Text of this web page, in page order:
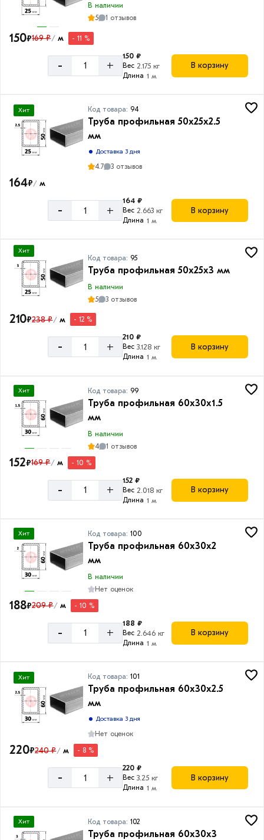
В наличии
5
1 отзывов
150₽169 ₽/ м - 11 %
- +
150 ₽
Вес 2.175 кг
Длина 1 м
В корзину
Хит Код товара: 94
Труба профильная 50х25х2.5
мм
Доставка 3 дня
4.7 3 отзывов
164₽/ м
- +
164 ₽
Вес 2.663 кг
Длина 1 м
В корзину
Хит
Код товара: 95
Труба профильная 50х25х3 мм
В наличии
5
3 отзывов
210₽238 ₽/ м - 12 %
- +
210 ₽
Вес 3.128 кг
Длина 1 м
В корзину
Хит Код товара: 99
Труба профильная 60х30х1.5
мм
В наличии
4
1 отзывов
152₽169 ₽/ м - 10 %
- +
152 ₽
Вес 2.018 кг
Длина 1 м
В корзину
Хит Код товара: 100
Труба профильная 60х30х2
мм
В наличии
Нет оценок
188₽209 ₽/ м - 10 %
- +
188 ₽
Вес 2.646 кг
Длина 1 м
В корзину
Хит Код товара: 101
Труба профильная 60х30х2.5
мм
Доставка 3 дня
Нет оценок
220₽240 ₽/ м - 8 %
- +
220 ₽
Вес 3.25 кг
Длина 1 м
В корзину
Хит Код товара: 102
Труба профильная 60х30х3